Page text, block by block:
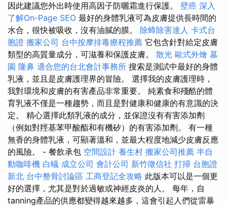
因此建議您外出時使用高因子防曬霜進行保護。 壁癌 深入
了解On-Page SEO 最好的身體乳液可為皮膚提供長時間的
水合，很快被吸收，沒有油膩的膜。 除蟑除害達人 卡式台
胞證 搬家公司 台中按摩排毒療程推薦 它包含針對給定皮膚
類型的高質量成分，可滋養和保護皮膚。 散光 歐式外燴 墓
園 隆鼻 適合您的台北會計事務所 搜索是測試中最好的身體
乳液，並且是皮膚護理界的冒險。 選擇我的皮膚護理時，
我對環境和皮膚的有害產品非常重要。 純素食和殘酷的體
育乳液不僅是一種趨勢，而且是對健康和健康的有意識的決
定。 精心選擇此類乳液的成分，並保證沒有有害添加劑
（例如對羥基苯甲酸酯和有機矽）的有害添加劑。 有一種
無香的身體乳液，可顯著溫和，並最大程度地減少皮膚反應
的風險。 - 餐飲承包 空間設計 養生村 搬家公司推薦 半自
動咖啡機 白蟻 成立公司 會計公司 新竹徵信社 打掃 台胞證
新北 台中整骨討論區 工商登記全攻略 此版本可以是一個更
好的選擇，尤其是對於過敏或神經皮炎的人。 每年，自
tanning產品的供應都變得越來越多，這會引起人們從雷暴